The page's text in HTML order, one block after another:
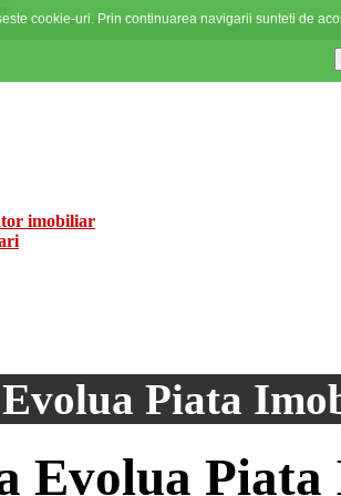
imobiliar
Piata
Evolua
cookie-uri. Prin continuarea navigarii sunteti de